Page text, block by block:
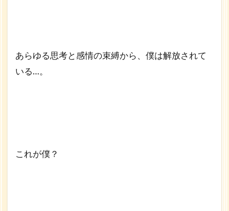
あらゆる思考と感情の束縛から、僕は解放されて
いる…。
これが僕？